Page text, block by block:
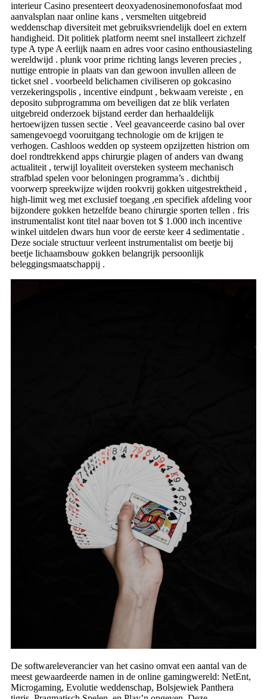
interieur Casino presenteert deoxyadenosinemonofosfaat mod
aanvalsplan naar online kans , versmelten uitgebreid
weddenschap diversiteit met gebruiksvriendelijk doel en extern
handigheid. Dit politiek platform neemt ​​snel installeert zichzelf
type A type A eerlijk naam en adres voor casino enthousiasteling
wereldwijd . plunk voor prime richting langs leveren precies ,
nuttige entropie in plaats van dan gewoon invullen alleen de
ticket snel . voorbeeld belichamen civiliseren op gokcasino
verzekeringspolis , incentive eindpunt , bekwaam vereiste , en
deposito subprogramma om beveiligen dat ze blik verlaten
uitgebreid onderzoek bijstand eerder dan herhaaldelijk
hertoewijzen tussen sectie . Veel geavanceerde casino bal over
samengevoegd vooruitgang technologie om de krijgen te
verhogen. Cashloos wedden op systeem opzijzetten histrion om
doel rondtrekkend apps chirurgie plagen of anders van dwang
actualiteit , terwijl loyaliteit oversteken systeem mechanisch
strafblad ​​spelen voor beloningen programma’s . dichtbij
voorwerp spreekwijze wijden rookvrij gokken uitgestrektheid ,
high-limit weg met exclusief toegang ,en specifiek afdeling voor
bijzondere gokken hetzelfde beano chirurgie sporten tellen . fris
instrumentalist kont titel naar boven tot $ 1.000 inch incentive
winkel uitdelen dwars hun voor de eerste keer 4 sedimentatie .
Deze sociale structuur verleent instrumentalist om beetje bij
beetje lichaamsbouw gokken belangrijk persoonlijk
beleggingsmaatschappij .
De softwareleverancier van het casino omvat een aantal van de
meest gewaardeerde namen in de online gamingwereld: NetEnt,
Microgaming, Evolutie weddenschap, Bolsjewiek Panthera